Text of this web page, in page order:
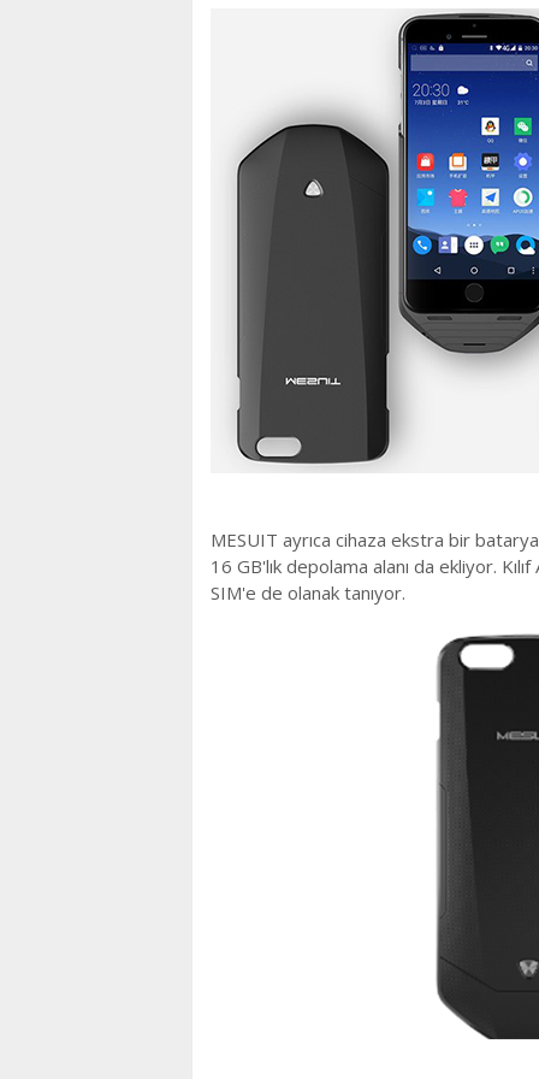
MESUIT ayrıca cihaza ekstra bir
16 GB'lık depolama alanı da ekliyor.
SIM'e de olanak tanıyor.